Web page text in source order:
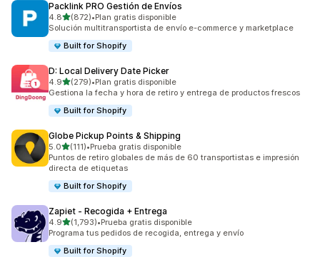
Packlink PRO Gestión de Envíos
4.8de 5 estrellas
(872)
872 reseñas en total
•Plan gratis disponible
Solución multitransportista de envío e-commerce y marketplace
Built for Shopify
D: Local Delivery Date Picker
4.9de 5 estrellas
(279)
279 reseñas en total
•Plan gratis disponible
Gestiona la fecha y hora de retiro y entrega de productos frescos
Built for Shopify
Globe Pickup Points & Shipping
5.0de 5 estrellas
(111)
111 reseñas en total
•Prueba gratis disponible
Puntos de retiro globales de más de 60 transportistas e impresión
directa de etiquetas
Built for Shopify
Zapiet ‑ Recogida + Entrega
4.9de 5 estrellas
(1,793)
1793 reseñas en total
•Prueba gratis disponible
Programa tus pedidos de recogida, entrega y envío
Built for Shopify